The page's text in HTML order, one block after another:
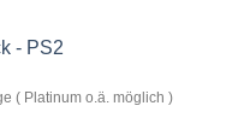
( Platinum o.ä. möglich )